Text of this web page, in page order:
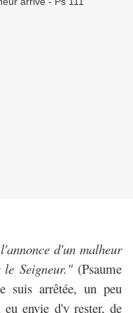
d'un malheur
Seigneur."(Psaume
suis arrêtée, un peu
envie d'y rester, de